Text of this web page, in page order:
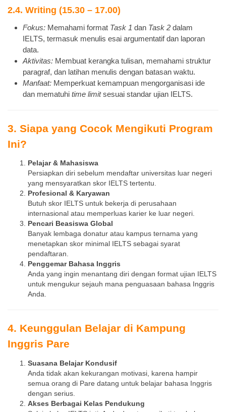
2.4. Writing (15.30 – 17.00)
Fokus: Memahami format Task 1 dan Task 2 dalam
IELTS, termasuk menulis esai argumentatif dan laporan
data.
Aktivitas: Membuat kerangka tulisan, memahami struktur
paragraf, dan latihan menulis dengan batasan waktu.
Manfaat: Memperkuat kemampuan mengorganisasi ide
dan mematuhi time limitsesuai standar ujian IELTS.
3. Siapa yang Cocok Mengikuti Program
Ini?
Pelajar & Mahasiswa
Persiapkan diri sebelum mendaftar universitas luar negeri
yang mensyaratkan skor IELTS tertentu.
Profesional & Karyawan
Butuh skor IELTS untuk bekerja di perusahaan
internasional atau memperluas karier ke luar negeri.
Pencari Beasiswa Global
Banyak lembaga donatur atau kampus ternama yang
menetapkan skor minimal IELTS sebagai syarat
pendaftaran.
Penggemar Bahasa Inggris
Anda yang ingin menantang diri dengan format ujian IELTS
untuk mengukur sejauh mana penguasaan bahasa Inggris
Anda.
4. Keunggulan Belajar di Kampung
Inggris Pare
Suasana Belajar Kondusif
Anda tidak akan kekurangan motivasi, karena hampir
semua orang di Pare datang untuk belajar bahasa Inggris
dengan serius.
Akses Berbagai Kelas Pendukung